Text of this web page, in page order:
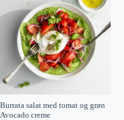
Burrata salat med tomat og grøn
Avocado creme